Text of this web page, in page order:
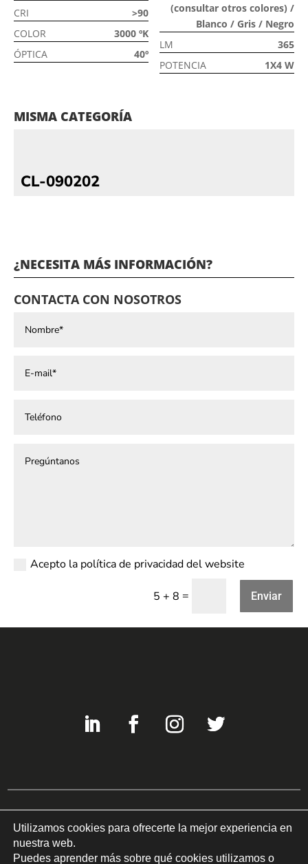
CRI
>90
COLOR
3000 ºK
ÓPTICA
40º
(consultar otros colores) /
Blanco / Gris / Negro
LM
365
POTENCIA
1X4 W
MISMA CATEGORÍA
CL-090202
¿NECESITA MÁS INFORMACIÓN?
CONTACTA CON NOSOTROS
Acepto la política de privacidad del website
5 + 8 = Enviar
Copyright © 2022 COM-LED Todos los derechos reservados ©
Política de privacidadIUso de cookies
Utilizamos cookies para ofrecerte la mejor experiencia en
nuestra web.
Puedes aprender más sobre qué cookies utilizamos o